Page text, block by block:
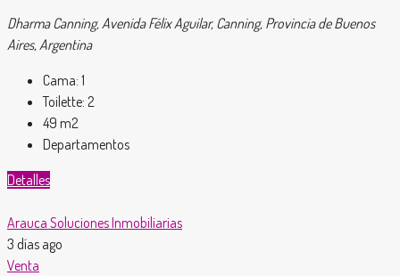
Dharma Canning, Avenida Félix Aguilar, Canning, Provincia de Buenos
Aires, Argentina
Cama: 1
Toilette: 2
49 m2
Departamentos
Detalles
Arauca Soluciones Inmobiliarias
3 días ago
Venta